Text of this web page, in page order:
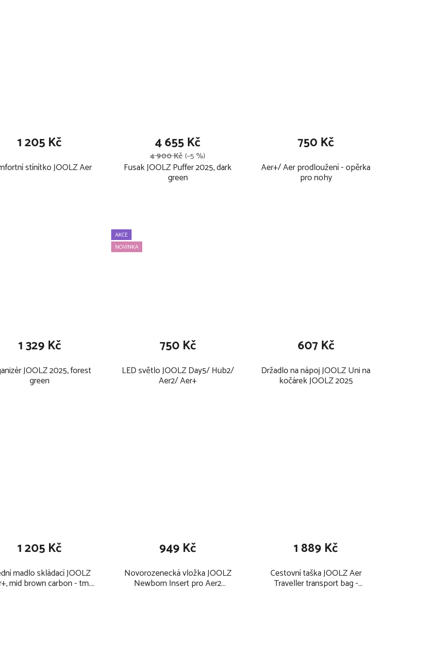
dítěte
ochranou
Pet materiálů
22 kg nebo 4 roky,
stínítko JOOLZ Aer
1 205 Kč
Fusak JOOLZ Puffer 2025, dark
green
4 655 Kč
4 900 Kč(–5 %)
Aer+/ Aer prodloužení - opěrka
pro nohy
750 Kč
JOOLZ 2025, forest
green
1 329 Kč
AKCE
NOVINKA
LED světlo JOOLZ Day5/ Hub2/
Aer2/ Aer+
750 Kč
Držadlo na nápoj JOOLZ Uni na
kočárek JOOLZ 2025
607 Kč
madlo skládací JOOLZ
mid brown carbon - tm.
1 205 Kč
Novorozenecká vložka JOOLZ
Newborn Insert pro Aer2
949 Kč
Cestovní taška JOOLZ Aer
Traveller transport bag -
1 889 Kč